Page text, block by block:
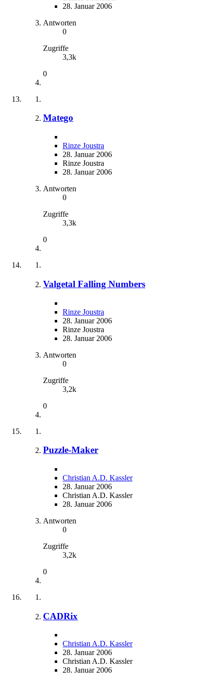
28. Januar 2006
Antworten
0
Zugriffe
3,3k
0
Matego
Rinze Joustra
28. Januar 2006
Rinze Joustra
28. Januar 2006
Antworten
0
Zugriffe
3,3k
0
Valgetal Falling Numbers
Rinze Joustra
28. Januar 2006
Rinze Joustra
28. Januar 2006
Antworten
0
Zugriffe
3,2k
0
Puzzle-Maker
Christian A.D. Kassler
28. Januar 2006
Christian A.D. Kassler
28. Januar 2006
Antworten
0
Zugriffe
3,2k
0
CADRix
Christian A.D. Kassler
28. Januar 2006
Christian A.D. Kassler
28. Januar 2006